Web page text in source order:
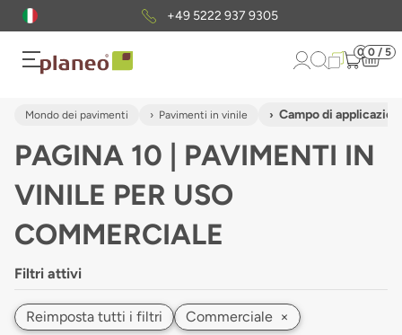
Pacchetto di campionigratuiti
0 0 / 5
Mondo dei pavimenti Pavimenti in vinile Campo di
PAGINA 10 | PAVIMENTI IN
VINILE PER USO
COMMERCIALE
Filtri attivi
Reimposta tutti i filtri Commerciale ×